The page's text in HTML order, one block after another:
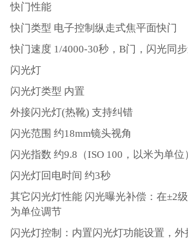
快门性能
快门类型 电子控制纵走式焦平面快门
快门速度 1/4000-30秒，B门，闪光同
闪光灯
闪光灯类型 内置
外接闪光灯(热靴) 支持纠错
闪光范围 约18mm镜头视角
闪光指数 约9.8（ISO 100，以米为单位
闪光灯回电时间 约3秒
其它闪光灯性能 闪光曝光补偿：在±2
为单位调节
闪光灯控制：内置闪光灯功能设置，